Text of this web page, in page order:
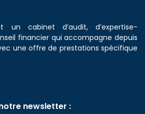
un cabinet d’audit, d’expertise-
financier qui accompagne depuis
une offre de prestations spécifique
newsletter :